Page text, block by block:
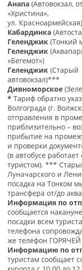
Анапа (Автовокзал,
«Христина»,
ул. Красноармейская)
Кабардинка
Геленджик (Тонкий
Геленджик
«Бегемот»)
Геленджик (Старый
автовокзал)***
Дивноморское
* Тариф обратно
Волгограда (г.
отправления в
приблизительно –
прибытие на
и проверки
(в автобусе
туристом). ***
Луначарского и
посадка на Тонком
трансфера от/до
Информация по
сообщается
посадки всем
телефона
же телефон
Информацию по
туристам сообщает